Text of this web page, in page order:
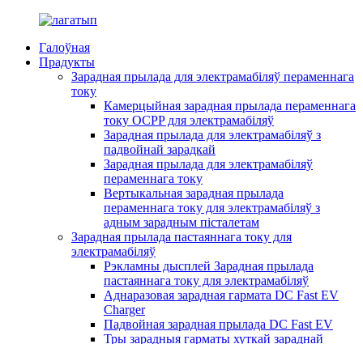
Галоўная
Прадукты
Зарадная прылада для электрамабіляў пераменнага
току
Камерцыйная зарадная прылада пераменнага
току OCPP для электрамабіляў
Зарадная прылада для электрамабіляў з
падвойнай зарадкай
Зарадная прылада для электрамабіляў
пераменнага току
Вертыкальная зарадная прылада
пераменнага току для электрамабіляў з
адным зарадным пісталетам
Зарадная прылада пастаяннага току для
электрамабіляў
Рэкламны дысплей Зарадная прылада
пастаяннага току для электрамабіляў
Аднаразовая зарадная гармата DC Fast EV
Charger
Падвойная зарадная прылада DC Fast EV
Тры зарадныя гарматы хуткай зараднай